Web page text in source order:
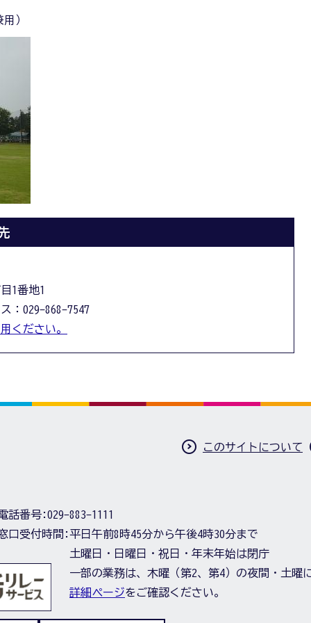
）
1番地1
：029-868-7547
ください。
このサイトについて
話番号:029-883-1111
口受付時間:平日午前8時45分から午後4時30分まで
土曜日・日曜日・祝日・年末年始は閉庁
一部の業務は、木曜（第2、第4）の夜間・土曜
詳細ページをご確認ください。